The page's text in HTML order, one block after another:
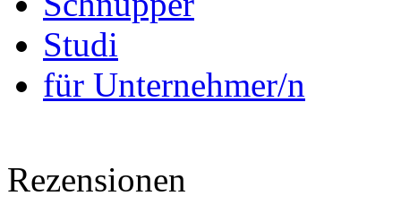
Studi
für Unternehmer/n
Rezensionen